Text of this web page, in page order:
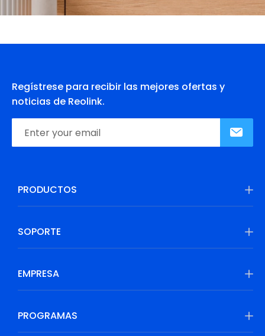
Regístrese para recibir las mejores ofertas y
noticias de Reolink.
PRODUCTOS
SOPORTE
EMPRESA
PROGRAMAS